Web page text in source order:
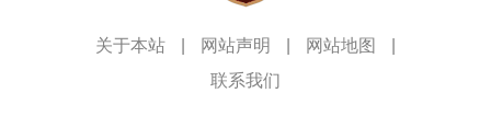
关于本站 网站声明 网站地图
联系我们